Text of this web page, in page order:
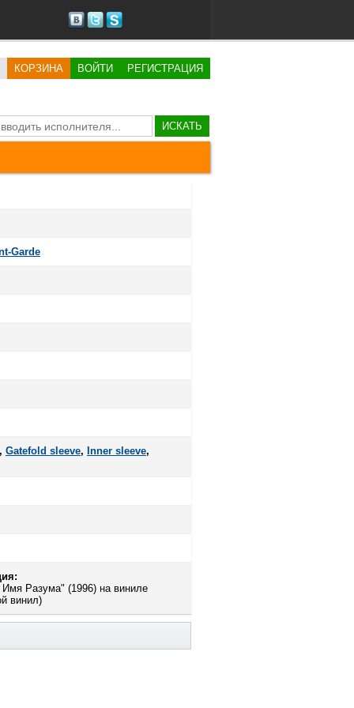
КОРЗИНА ВОЙТИ РЕГИСТРАЦИЯ
ИСКАТЬ
Garde
, Gatefold sleeve, Inner sleeve,
Разума" (1996) на виниле
винил)